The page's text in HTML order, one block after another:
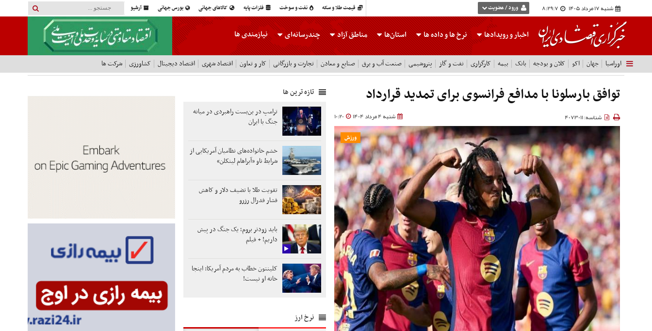
قیمت طلا و سکه نفت و سوخت فلزات پایه کالاهای جهانی بورس جهانی آرشیو شنبه 17 مرداد 1405 8:29:8 ورود / عضویت
اخبار و رویدادها نرخ هاو داده ها استان‌ها مناطق آزاد چندرسانه‌ای نیازمندی ها
اوراسیا جهان اکو کلان و بودجه بانک بیمه کارگزاری نفت و گاز پتروشیمی صنعت آب و برق صنایع و معادن تجارت و بازرگانی کار و تعاون اقتصاد شهری اقتصاد دیجیتال کشاورزی شرکت ها
توافق بارسلونا با مدافع فرانسوی برای تمدید قرارداد
شنبه 4 مرداد 1404 10:20 شناسه: 4073011
ورزش
تازه ترین ها
ترامپ در بن‌بست راهبردی در میانه
جنگ با ایران
خشم خانواده‌های نظامیان آمریکایی از
شرایط ناو «آبراهام لینکلن»
تقویت طلا با تضیف دلار و کاهش
فشار فدرال رزرو
باید زودتر بروم؛ یک جنگ در پیش
داریم! + فیلم
کلینتون خطاب به مردم آمریکا: اینجا
خانه او نیست!
نرخ ارز